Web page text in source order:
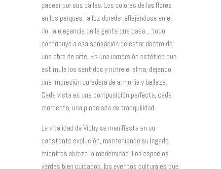
pasear por sus calles. Los colores de las flores
en los parques, la luz dorada reflejándose en el
río, la elegancia de la gente que pasa… todo
contribuye a esa sensación de estar dentro de
una obra de arte. Es una inmersión estética que
estimula los sentidos y nutre el alma, dejando
una impresión duradera de armonía y belleza.
Cada vista es una composición perfecta, cada
momento, una pincelada de tranquilidad.
La vitalidad de Vichy se manifiesta en su
constante evolución, manteniendo su legado
mientras abraza la modernidad. Los espacios
verdes bien cuidados, los eventos culturales que